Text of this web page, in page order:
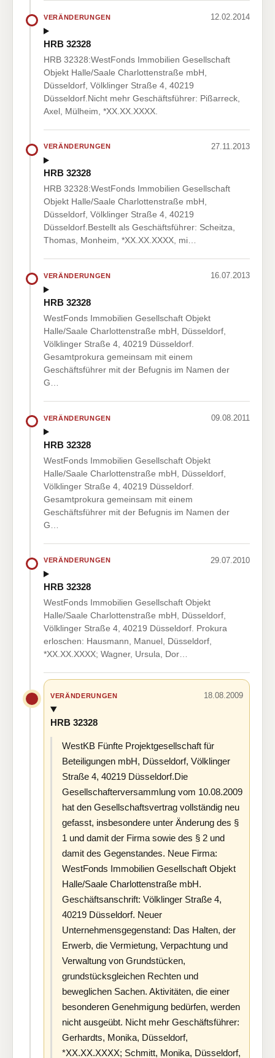
VERÄNDERUNGEN 12.02.2014
HRB 32328
HRB 32328:WestFonds Immobilien Gesellschaft
Objekt Halle/Saale Charlottenstraße mbH,
Düsseldorf, Völklinger Straße 4, 40219
Düsseldorf.Nicht mehr Geschäftsführer: Pißarreck,
Axel, Mülheim, *XX.XX.XXXX.
VERÄNDERUNGEN 27.11.2013
HRB 32328
HRB 32328:WestFonds Immobilien Gesellschaft
Objekt Halle/Saale Charlottenstraße mbH,
Düsseldorf, Völklinger Straße 4, 40219
Düsseldorf.Bestellt als Geschäftsführer: Scheitza,
Thomas, Monheim, *XX.XX.XXXX, mi…
VERÄNDERUNGEN 16.07.2013
HRB 32328
WestFonds Immobilien Gesellschaft Objekt
Halle/Saale Charlottenstraße mbH, Düsseldorf,
Völklinger Straße 4, 40219 Düsseldorf.
Gesamtprokura gemeinsam mit einem
Geschäftsführer mit der Befugnis im Namen der
G…
VERÄNDERUNGEN 09.08.2011
HRB 32328
WestFonds Immobilien Gesellschaft Objekt
Halle/Saale Charlottenstraße mbH, Düsseldorf,
Völklinger Straße 4, 40219 Düsseldorf.
Gesamtprokura gemeinsam mit einem
Geschäftsführer mit der Befugnis im Namen der
G…
VERÄNDERUNGEN 29.07.2010
HRB 32328
WestFonds Immobilien Gesellschaft Objekt
Halle/Saale Charlottenstraße mbH, Düsseldorf,
Völklinger Straße 4, 40219 Düsseldorf. Prokura
erloschen: Hausmann, Manuel, Düsseldorf,
*XX.XX.XXXX; Wagner, Ursula, Dor…
VERÄNDERUNGEN 18.08.2009
HRB 32328
WestKB Fünfte Projektgesellschaft für
Beteiligungen mbH, Düsseldorf, Völklinger
Straße 4, 40219 Düsseldorf.Die
Gesellschafterversammlung vom 10.08.2009
hat den Gesellschaftsvertrag vollständig neu
gefasst, insbesondere unter Änderung des §
1 und damit der Firma sowie des § 2 und
damit des Gegenstandes. Neue Firma:
WestFonds Immobilien Gesellschaft Objekt
Halle/Saale Charlottenstraße mbH.
Geschäftsanschrift: Völklinger Straße 4,
40219 Düsseldorf. Neuer
Unternehmensgegenstand: Das Halten, der
Erwerb, die Vermietung, Verpachtung und
Verwaltung von Grundstücken,
grundstücksgleichen Rechten und
beweglichen Sachen. Aktivitäten, die einer
besonderen Genehmigung bedürfen, werden
nicht ausgeübt. Nicht mehr Geschäftsführer:
Gerhardts, Monika, Düsseldorf,
*XX.XX.XXXX; Schmitt, Monika, Düsseldorf,